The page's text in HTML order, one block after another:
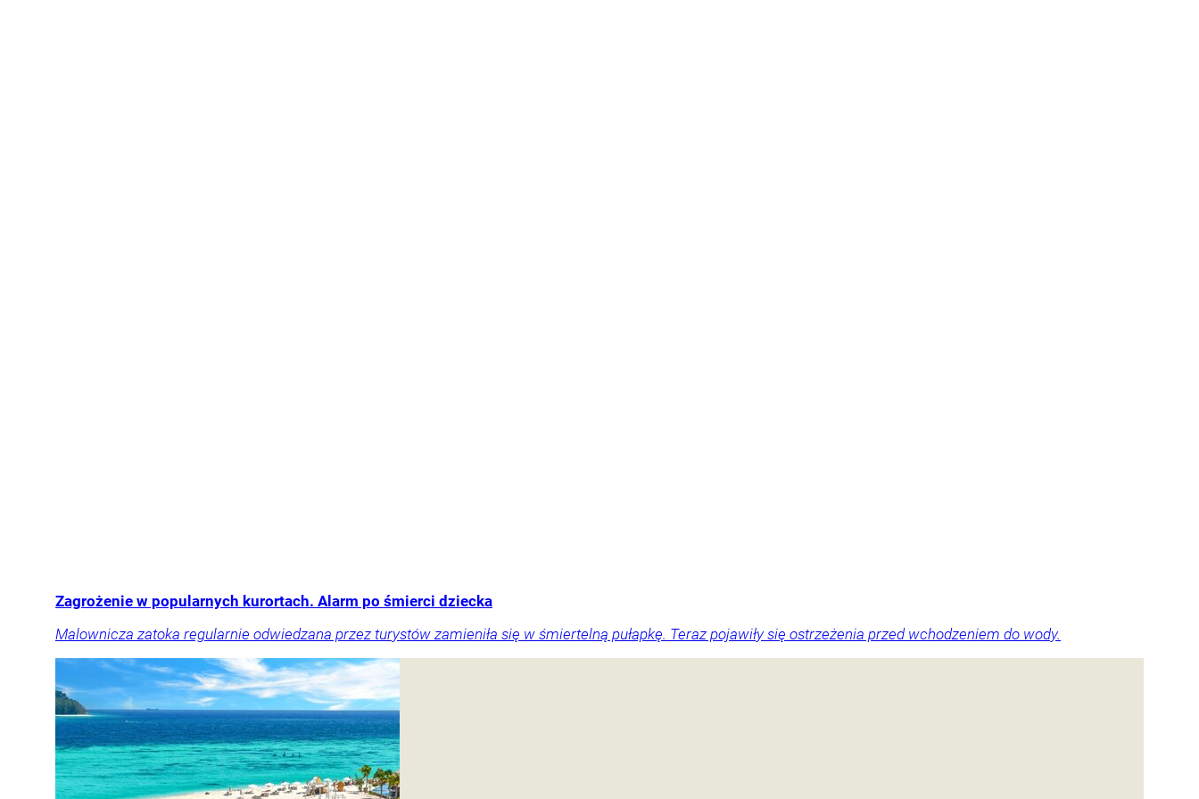
Zagrożenie w popularnych kurortach. Alarm po śmierci dziecka
Malownicza zatoka regularnie odwiedzana przez turystów zamieniła się w śmiertelną pułapkę. Teraz pojawiły się ostrzeżenia przed wchodzeniem do wody.